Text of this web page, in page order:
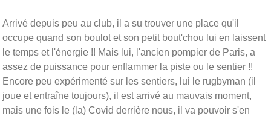
Arrivé depuis peu au club, il a su trouver une place qu'il
occupe quand son boulot et son petit bout'chou lui en laissent
le temps et l'énergie !! Mais lui, l'ancien pompier de Paris, a
assez de puissance pour enflammer la piste ou le sentier !!
Encore peu expérimenté sur les sentiers, lui le rugbyman (il
joue et entraîne toujours), il est arrivé au mauvais moment,
mais une fois le (la) Covid derrière nous, il va pouvoir s'en